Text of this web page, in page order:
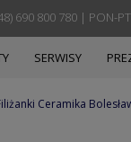
690 800 780 | PON-
SERWISY
Ceramika